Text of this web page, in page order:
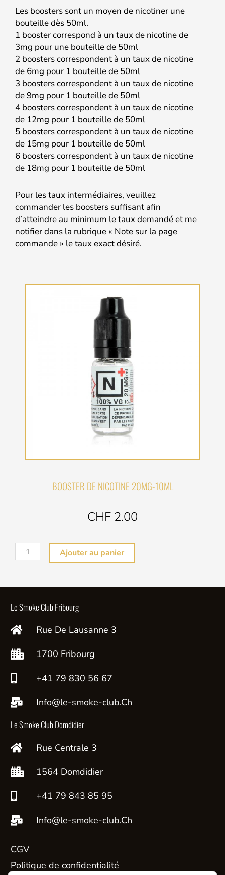
Les boosters sont un moyen de nicotiner une
bouteille dès 50ml.
1 booster correspond à un taux de nicotine de
3mg pour une bouteille de 50ml
2 boosters correspondent à un taux de nicotine
de 6mg pour 1 bouteille de 50ml
3 boosters correspondent à un taux de nicotine
de 9mg pour 1 bouteille de 50ml
4 boosters correspondent à un taux de nicotine
de 12mg pour 1 bouteille de 50ml
5 boosters correspondent à un taux de nicotine
de 15mg pour 1 bouteille de 50ml
6 boosters correspondent à un taux de nicotine
de 18mg pour 1 bouteille de 50ml
Pour les taux intermédiaires, veuillez
commander les boosters suffisant afin
d’atteindre au minimum le taux demandé et me
notifier dans la rubrique « Note sur la page
commande » le taux exact désiré.
BOOSTER DE NICOTINE 20MG-10ML
CHF 2.00
quantité
de
NICOTINE
-10ML
Ajouter au panier
Le Smoke Club Fribourg
Rue De Lausanne 3
1700 Fribourg
+41 79 830 56 67
Info@le-smoke-club.Ch
Le Smoke Club Domdidier
Rue Centrale 3
1564 Domdidier
+41 79 843 85 95
Info@le-smoke-club.Ch
CGV
Politique de confidentialité